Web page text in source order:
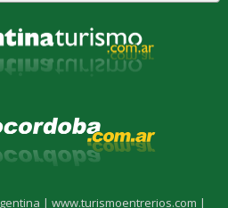
|www.turismoentrerios.com |